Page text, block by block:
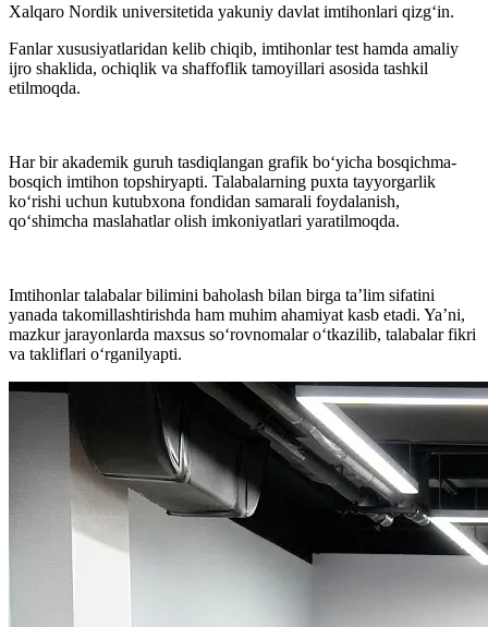
Xalqaro Nordik universitetida yakuniy davlat imtihonlari qizg‘in.
Fanlar xususiyatlaridan kelib chiqib, imtihonlar test hamda amaliy
ijro shaklida, ochiqlik va shaffoflik tamoyillari asosida tashkil
etilmoqda.
Har bir akademik guruh tasdiqlangan grafik bo‘yicha bosqichma-
bosqich imtihon topshiryapti. Talabalarning puxta tayyorgarlik
ko‘rishi uchun kutubxona fondidan samarali foydalanish,
qo‘shimcha maslahatlar olish imkoniyatlari yaratilmoqda.
Imtihonlar talabalar bilimini baholash bilan birga ta’lim sifatini
yanada takomillashtirishda ham muhim ahamiyat kasb etadi. Yaʼni,
mazkur jarayonlarda maxsus so‘rovnomalar o‘tkazilib, talabalar fikri
va takliflari o‘rganilyapti.